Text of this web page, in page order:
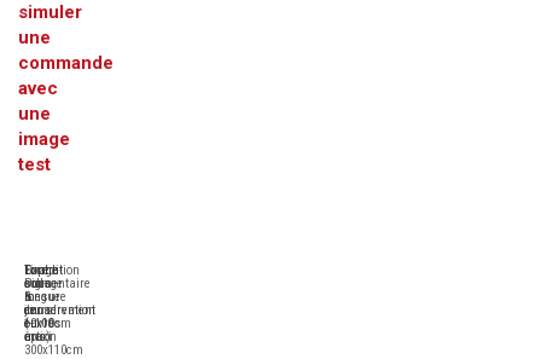
simuler
une
commande
avec
une
image
test
Tirage
Pigmentaire
longue
conservation
(+100
ans)
Format
sur-
mesure
de
10x10cm
à
300x110cm
Expédition
sous
6
jours
ouvrés
maxi
Contre-
collage
&
encadrement
en
option